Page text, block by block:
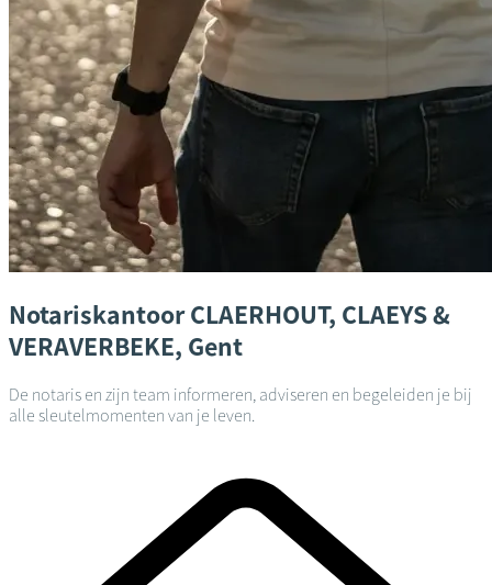
NotariskantoorCLAERHOUT, CLAEYS &
VERAVERBEKE, Gent
De notaris en zijn team informeren, adviseren en begeleiden je bij
alle sleutelmomenten van je leven.